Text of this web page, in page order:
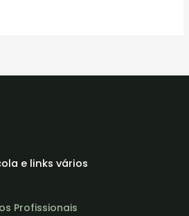
e links vários
Profissionais